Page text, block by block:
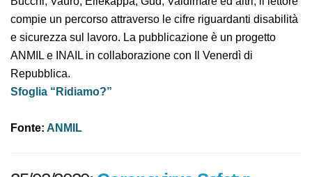
famosi illustratori satirici d’Italia. Attraverso i disegni di
Bucchi, Vauro, Ellekappa, Gud, Valdimare ed altri, il
lettore compie un percorso attraverso le cifre
riguardanti disabilità e sicurezza sul lavoro. La
pubblicazione è un progetto ANMIL e INAIL in
collaborazione con Il Venerdì di Repubblica.